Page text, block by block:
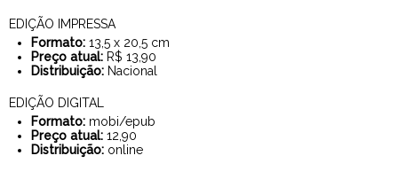
EDIÇÃO IMPRESSA
Formato: 13,5 x 20,5 cm
Preço atual: R$ 13,90
Distribuição: Nacional
EDIÇÃO DIGITAL
Formato: mobi/epub
Preço atual: 12,90
Distribuição: online